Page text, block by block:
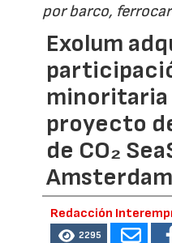
por barco,
Exolum
minoritaria
proyecto
de CO₂
Amsterdam
Redacción
2295